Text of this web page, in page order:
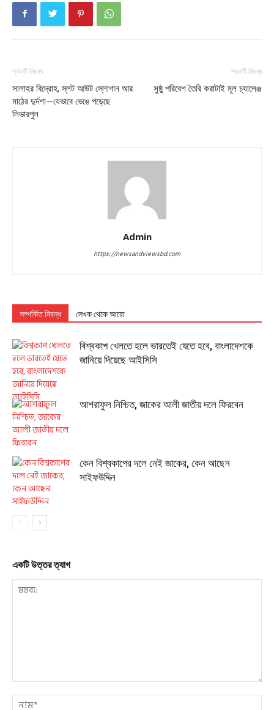
পূর্ববর্তী নিবন্ধ
সালাহর বিদ্রোহ, স্লট আউট স্লোগান আর
মাঠের দুর্দশা—যেভাবে ভেঙে পড়েছে
লিভারপুল
পরবর্তী নিবন্ধ
সুষ্ঠু পরিবেশ তৈরি করাটাই মূল চ্যালেঞ্জ
Admin
https://newsandviewsbd.com
সম্পর্কিত নিবন্ধ লেখক থেকে আরো
বিশ্বকাপ খেলতে হলে ভারতেই যেতে হবে, বাংলাদেশকে
জানিয়ে দিয়েছে আইসিসি
আশরাফুল নিশ্চিত, জাকের আলী জাতীয় দলে ফিরবেন
কেন বিশ্বকাপের দলে নেই জাকের, কেন আছেন
সাইফউদ্দিন
একটি উত্তর ত্যাগ